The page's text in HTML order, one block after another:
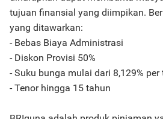
tujuan finansial yang diimpikan.
yang ditawarkan:
- Bebas Biaya Administrasi
- Diskon Provisi 50%
- Suku bunga mulai dari 8,129% per
- Tenor hingga 15 tahun